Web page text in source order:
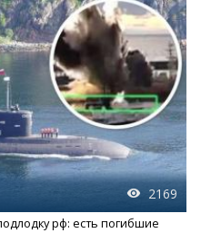
2169
рф: есть погибшие